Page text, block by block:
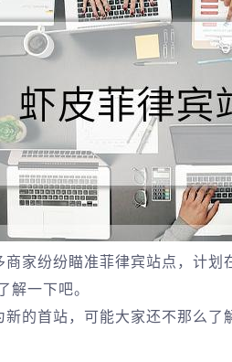
家纷纷瞄准菲律宾站点，计
解一下吧。
的首站，可能大家还不那么了